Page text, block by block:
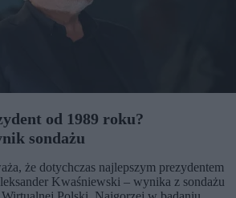
od 1989 roku?
sondażu
że dotychczas najlepszym prezydentem
Kwaśniewski – wynika z sondażu